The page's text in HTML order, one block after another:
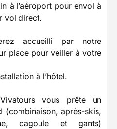
à l’aéroport pour envol à
vol direct.
accueilli par notre
place pour veiller à votre
à l’hôtel.
vous prête un
(combinaison, après-skis,
cagoule et gants)